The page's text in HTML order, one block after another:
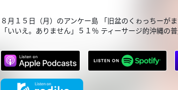
８月１５日（月）のアンケー島 「旧盆のくゎっちーが
「いいえ。ありません」５１％ ティーサージ的沖縄の